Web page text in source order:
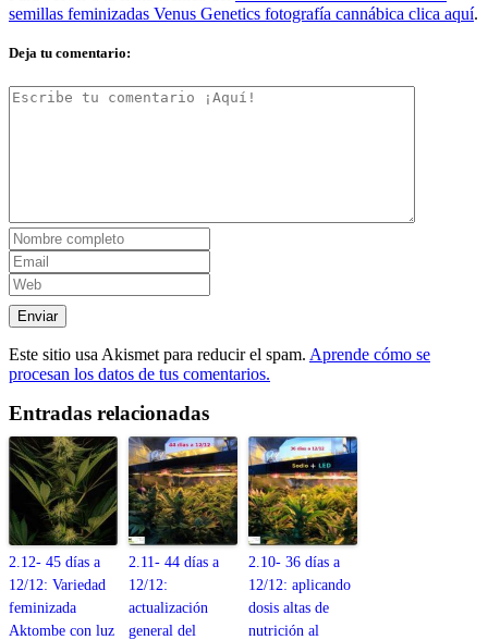
semillas feminizadas Venus Genetics fotografía cannábica clica aquí.
Deja tu comentario:
Este sitio usa Akismet para reducir el spam. Aprende cómo se
procesan los datos de tus comentarios.
Entradas relacionadas
2.12- 45 días a
12/12: Variedad
feminizada
Aktombe con luz
2.11- 44 días a
12/12:
actualización
general del
2.10- 36 días a
12/12: aplicando
dosis altas de
nutrición al